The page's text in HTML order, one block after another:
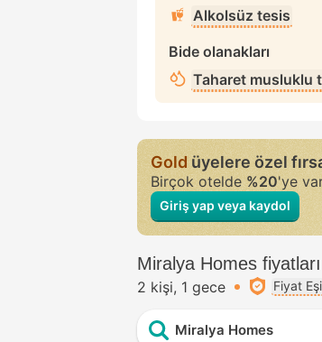
Alkolsüz tesis
Bide olanakları
Taharet musluklu
Goldüyelere özel
Birçok otelde%20'ye
Giriş yap veya kaydol
Miralya Homes fiyatları
2 kişi 1 gece Fiyat
Miralya Homes